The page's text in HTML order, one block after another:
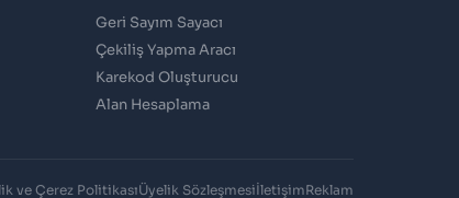
Geri Sayım Sayacı
Çekiliş Yapma Aracı
Karekod Oluşturucu
Alan Hesaplama
ve Çerez PolitikasıÜyelik SözleşmesiİletişimReklam